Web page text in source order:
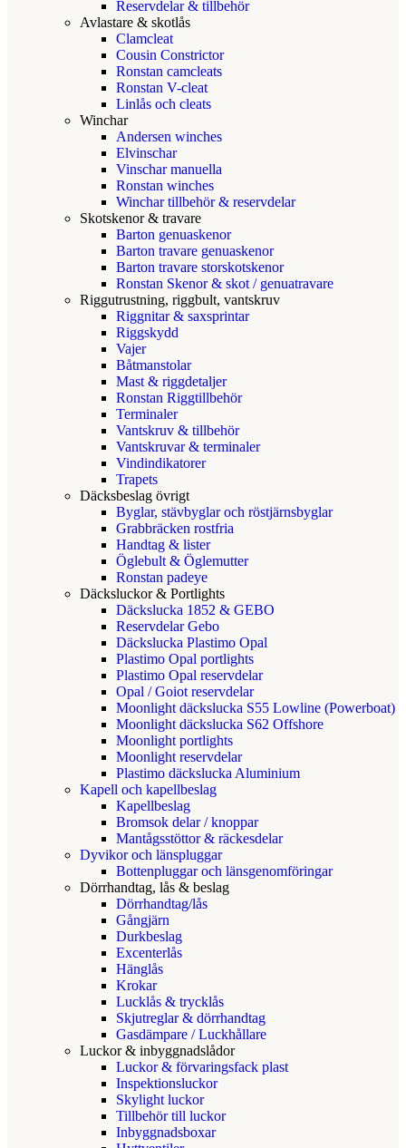
Reservdelar & tillbehör
Avlastare & skotlås
Clamcleat
Cousin Constrictor
Ronstan camcleats
Ronstan V-cleat
Linlås och cleats
Winchar
Andersen winches
Elvinschar
Vinschar manuella
Ronstan winches
Winchar tillbehör & reservdelar
Skotskenor & travare
Barton genuaskenor
Barton travare genuaskenor
Barton travare storskotskenor
Ronstan Skenor & skot / genuatravare
Riggutrustning, riggbult, vantskruv
Riggnitar & saxsprintar
Riggskydd
Vajer
Båtmanstolar
Mast & riggdetaljer
Ronstan Riggtillbehör
Terminaler
Vantskruv & tillbehör
Vantskruvar & terminaler
Vindindikatorer
Trapets
Däcksbeslag övrigt
Byglar, stävbyglar och röstjärnsbyglar
Grabbräcken rostfria
Handtag & lister
Öglebult & Öglemutter
Ronstan padeye
Däcksluckor & Portlights
Däckslucka 1852 & GEBO
Reservdelar Gebo
Däckslucka Plastimo Opal
Plastimo Opal portlights
Plastimo Opal reservdelar
Opal / Goiot reservdelar
Moonlight däckslucka S55 Lowline (Powerboat)
Moonlight däckslucka S62 Offshore
Moonlight portlights
Moonlight reservdelar
Plastimo däckslucka Aluminium
Kapell och kapellbeslag
Kapellbeslag
Bromsok delar / knoppar
Mantågsstöttor & räckesdelar
Dyvikor och länspluggar
Bottenpluggar och länsgenomföringar
Dörrhandtag, lås & beslag
Dörrhandtag/lås
Gångjärn
Durkbeslag
Excenterlås
Hänglås
Krokar
Lucklås & trycklås
Skjutreglar & dörrhandtag
Gasdämpare / Luckhållare
Luckor & inbyggnadslådor
Luckor & förvaringsfack plast
Inspektionsluckor
Skylight luckor
Tillbehör till luckor
Inbyggnadsboxar